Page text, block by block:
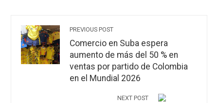
PREVIOUS POST
Comercio en Suba espera
aumento de más del 50 % en
ventas por partido de Colombia
en el Mundial 2026
NEXT POST